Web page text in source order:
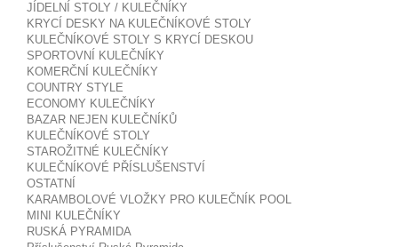
JÍDELNÍ STOLY / KULEČNÍKY
KRYCÍ DESKY NA KULEČNÍKOVÉ STOLY
KULEČNÍKOVÉ STOLY S KRYCÍ DESKOU
SPORTOVNÍ KULEČNÍKY
KOMERČNÍ KULEČNÍKY
COUNTRY STYLE
ECONOMY KULEČNÍKY
BAZAR NEJEN KULEČNÍKŮ
KULEČNÍKOVÉ STOLY
STAROŽITNÉ KULEČNÍKY
KULEČNÍKOVÉ PŘÍSLUŠENSTVÍ
OSTATNÍ
KARAMBOLOVÉ VLOŽKY PRO KULEČNÍK POOL
MINI KULEČNÍKY
RUSKÁ PYRAMIDA